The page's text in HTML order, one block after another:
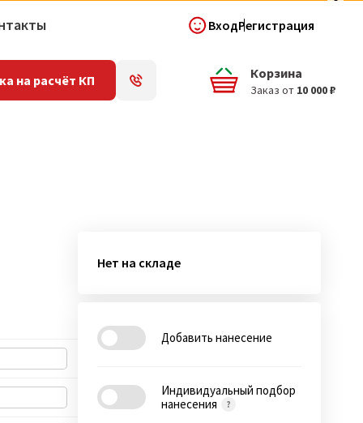
ВходРегистрация
Корзина
Заказ от 10 000 ₽
на расчёт КП
Нет на складе
Добавить нанесение
Индивидуальный подбор
нанесения